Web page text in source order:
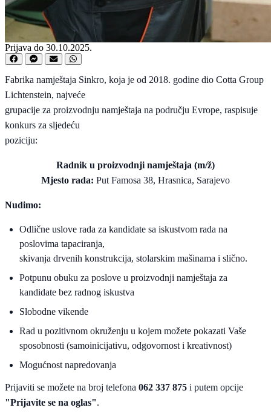
Prijava do 30.10.2025.
Fabrika namještaja Sinkro, koja je od 2018. godine dio Cotta Group
Lichtenstein, najveće
grupacije za proizvodnju namještaja na području Evrope, raspisuje
konkurs za sljedeću
poziciju:
Radnik u proizvodnji namještaja (m/ž)
Mjesto rada: Put Famosa 38, Hrasnica, Sarajevo
Nudimo:
Odlične uslove rada za kandidate sa iskustvom rada na
poslovima tapaciranja,
skivanja drvenih konstrukcija, stolarskim mašinama i slično.
Potpunu obuku za poslove u proizvodnji namještaja za
kandidate bez radnog iskustva
Slobodne vikende
Rad u pozitivnom okruženju u kojem možete pokazati Vaše
sposobnosti (samoinicijativu, odgovornost i kreativnost)
Mogućnost napredovanja
Prijaviti se možete na broj telefona 062 337 875 i putem opcije
"Prijavite se na oglas".